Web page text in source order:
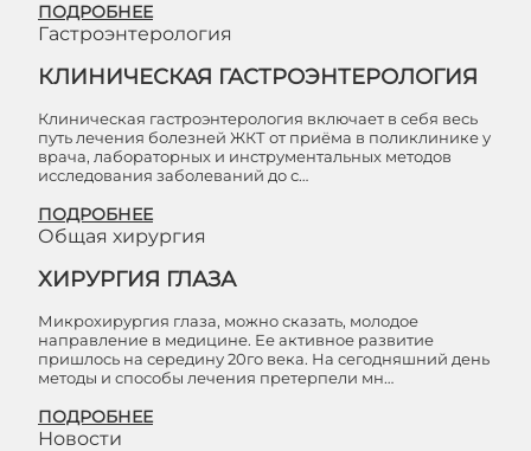
ПОДРОБНЕЕ
Гастроэнтерология
КЛИНИЧЕСКАЯ ГАСТРОЭНТЕРОЛОГИЯ
Клиническая гастроэнтерология включает в себя весь
путь лечения болезней ЖКТ от приёма в поликлинике у
врача, лабораторных и инструментальных методов
исследования заболеваний до с…
ПОДРОБНЕЕ
Общая хирургия
ХИРУРГИЯ ГЛАЗА
Микрохирургия глаза, можно сказать, молодое
направление в медицине. Ее активное развитие
пришлось на середину 20го века. На сегодняшний день
методы и способы лечения претерпели мн…
ПОДРОБНЕЕ
Новости